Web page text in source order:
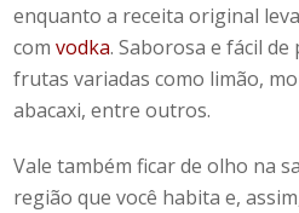
enquanto a receita original
comvodka. Saborosa e fácil
frutas variadas como limão,
abacaxi, entre outros.
Vale também ficar de olho na
região que você habita e,